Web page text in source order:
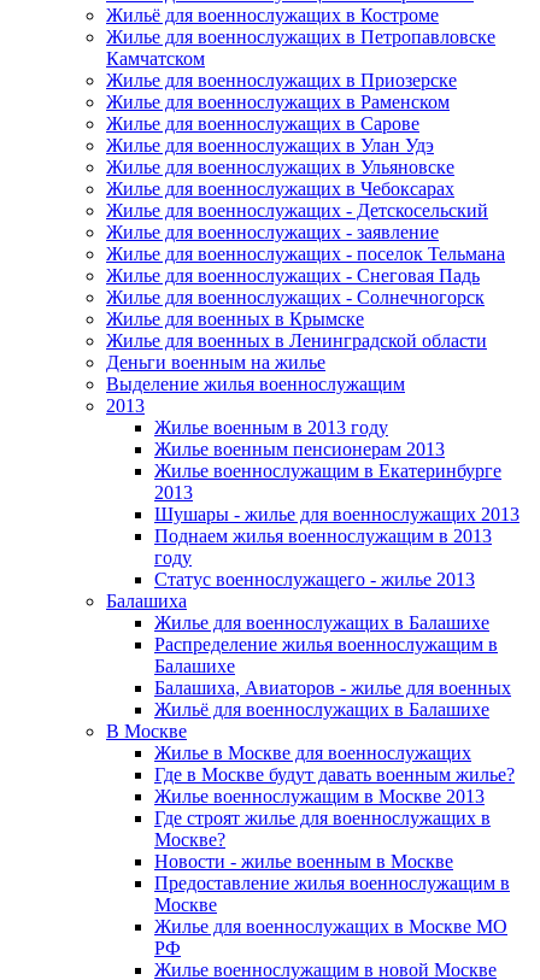
Жильё для военнослужащих в Костроме
Жилье для военнослужащих в Петропавловске
Камчатском
Жилье для военнослужащих в Приозерске
Жилье для военнослужащих в Раменском
Жилье для военнослужащих в Сарове
Жилье для военнослужащих в Улан Удэ
Жилье для военнослужащих в Ульяновске
Жилье для военнослужащих в Чебоксарах
Жилье для военнослужащих - Детскосельский
Жилье для военнослужащих - заявление
Жилье для военнослужащих - поселок Тельмана
Жилье для военнослужащих - Снеговая Падь
Жилье для военнослужащих - Солнечногорск
Жилье для военных в Крымске
Жилье для военных в Ленинградской области
Деньги военным на жилье
Выделение жилья военнослужащим
2013
Жилье военным в 2013 году
Жилье военным пенсионерам 2013
Жилье военнослужащим в Екатеринбурге
2013
Шушары - жилье для военнослужащих 2013
Поднаем жилья военнослужащим в 2013
году
Статус военнослужащего - жилье 2013
Балашиха
Жилье для военнослужащих в Балашихе
Распределение жилья военнослужащим в
Балашихе
Балашиха, Авиаторов - жилье для военных
Жильё для военнослужащих в Балашихе
В Москве
Жилье в Москве для военнослужащих
Где в Москве будут давать военным жилье?
Жилье военнослужащим в Москве 2013
Где строят жилье для военнослужащих в
Москве?
Новости - жилье военным в Москве
Предоставление жилья военнослужащим в
Москве
Жилье для военнослужащих в Москве МО
РФ
Жилье военнослужащим в новой Москве